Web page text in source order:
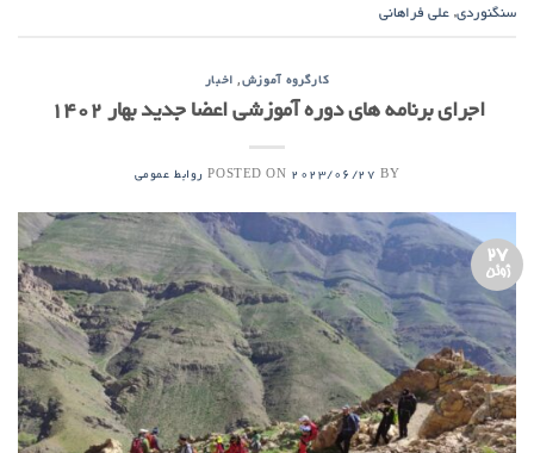
سنگنوردی, علی فراهانی
کارگروه آموزش, اخبار
اجرای برنامه های دوره آموزشی اعضا جدید بهار 1402
POSTED ON 2023/06/27 BY روابط عمومی
27
ژوئن